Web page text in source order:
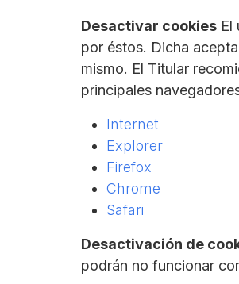
Desactivar cookies El
por éstos. Dicha
mismo. El Titular
principales
Internet
Explorer
Firefox
Chrome
Safari
Desactivación de
podrán no funcionar